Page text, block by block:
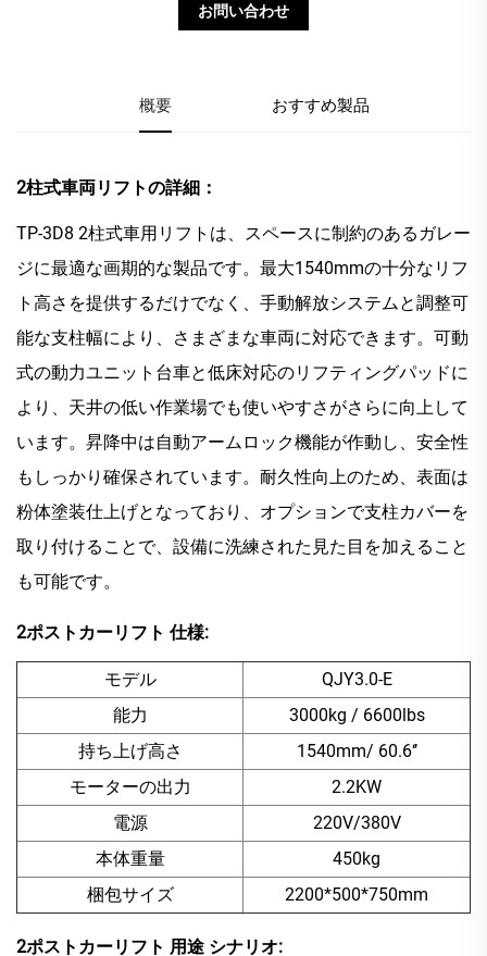
お問い合わせ
概要 おすすめ製品
2柱式車両リフトの詳細：
TP-3D8 2柱式車用リフトは、スペースに制約のあるガレー
ジに最適な画期的な製品です。最大1540mmの十分なリフ
ト高さを提供するだけでなく、手動解放システムと調整可
能な支柱幅により、さまざまな車両に対応できます。可動
式の動力ユニット台車と低床対応のリフティングパッドに
より、天井の低い作業場でも使いやすさがさらに向上して
います。昇降中は自動アームロック機能が作動し、安全性
もしっかり確保されています。耐久性向上のため、表面は
粉体塗装仕上げとなっており、オプションで支柱カバーを
取り付けることで、設備に洗練された見た目を加えること
も可能です。
2ポストカーリフト 仕様:
モデル
QJY3.0-E
能力
3000kg / 6600lbs
持ち上げ高さ
1540mm/ 60.6‘’
モーターの出力
2.2KW
電源
220V/380V
本体重量
450kg
梱包サイズ
2200*500*750mm
2ポストカーリフト 用途 シナリオ: